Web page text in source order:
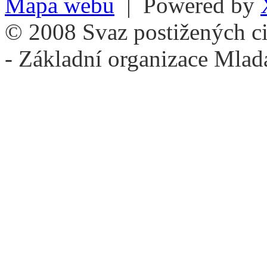
© 2008 Svaz postižených
- Základní organizace